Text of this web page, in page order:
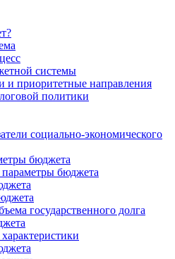
системы
и приоритетные направления
политики
социально-экономического
бюджета
бюджета
государственного долга